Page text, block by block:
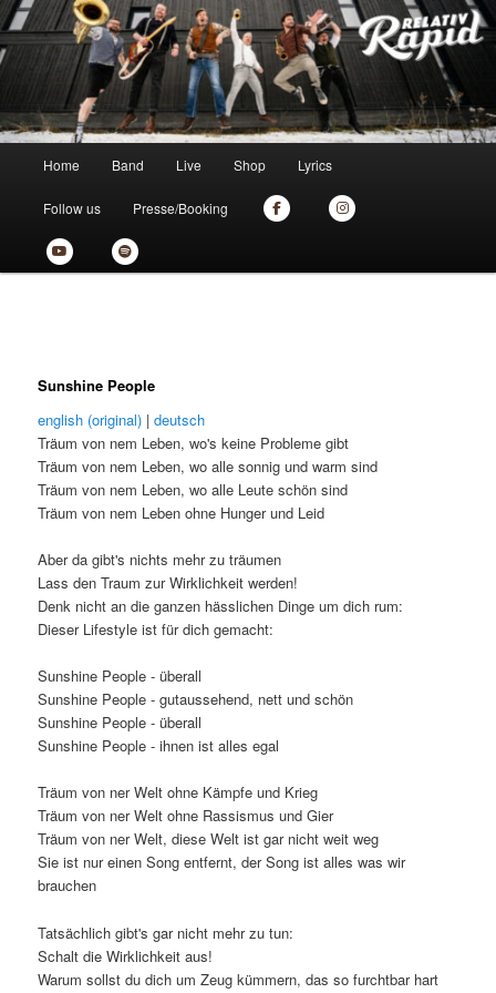
Zum
primären
Inhalt
Relativ Rapid
the new skankin' shit from munich
Home Band Live Shop Lyrics
Follow us Presse/Booking
Sunshine People
english (original) |deutsch
Träum von nem Leben, wo's keine Probleme gibt
Träum von nem Leben, wo alle sonnig und warm sind
Träum von nem Leben, wo alle Leute schön sind
Träum von nem Leben ohne Hunger und Leid
Aber da gibt's nichts mehr zu träumen
Lass den Traum zur Wirklichkeit werden!
Denk nicht an die ganzen hässlichen Dinge um dich rum:
Dieser Lifestyle ist für dich gemacht:
Sunshine People - überall
Sunshine People - gutaussehend, nett und schön
Sunshine People - überall
Sunshine People - ihnen ist alles egal
Träum von ner Welt ohne Kämpfe und Krieg
Träum von ner Welt ohne Rassismus und Gier
Träum von ner Welt, diese Welt ist gar nicht weit weg
Sie ist nur einen Song entfernt, der Song ist alles was wir
brauchen
Tatsächlich gibt's gar nicht mehr zu tun:
Schalt die Wirklichkeit aus!
Warum sollst du dich um Zeug kümmern, das so furchtbar hart